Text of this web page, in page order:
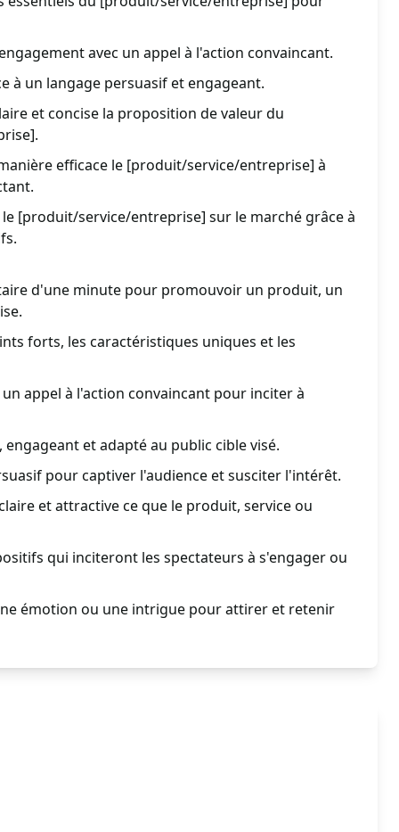
avec un appel à l'action convaincant.
à un langage persuasif et engageant.
et concise la proposition de valeur du
efficace le [produit/service/entreprise] à
[produit/service/entreprise] sur le marché grâce à
d'une minute pour promouvoir un produit, un
forts, les caractéristiques uniques et les
appel à l'action convaincant pour inciter à
engageant et adapté au public cible visé.
pour captiver l'audience et susciter l'intérêt.
et attractive ce que le produit, service ou
qui inciteront les spectateurs à s'engager ou
émotion ou une intrigue pour attirer et retenir